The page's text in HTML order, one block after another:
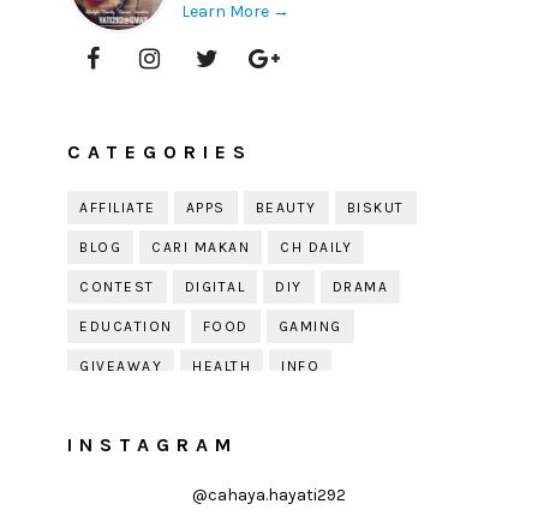
Learn More →
CATEGORIES
AFFILIATE APPS BEAUTY BISKUT
BLOG CARI MAKAN CH DAILY
CONTEST DIGITAL DIY DRAMA
EDUCATION FOOD GAMING
GIVEAWAY HEALTH INFO
KISAH KEHIDUPAN
LELAKI
INSTAGRAM
@cahaya.hayati292